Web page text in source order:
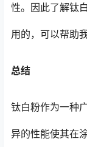
性。因此了解钛
用的，可以帮助
总结
钛白粉作为一种
异的性能使其在